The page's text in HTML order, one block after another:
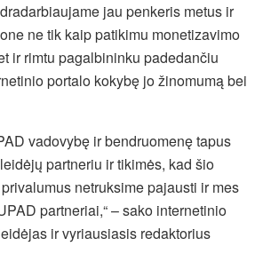
jau penkeris metus ir
ne tik kaip patikimu monetizavimo
ir rimtu pagalbininku padedančiu
portalo kokybę jo žinomumą bei
vadovybę ir bendruomenę tapus
partneriu ir tikimės, kad šio
netruksime pajausti ir mes
partneriai,“ – sako internetinio
ir vyriausiasis redaktorius